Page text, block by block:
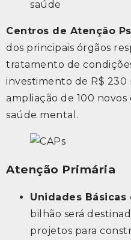
Centros de Atenção
dos principais órgãos
tratamento de
investimento de R$
ampliação de 100
saúde mental.
Atenção Primária
Unidades Básicas
bilhão será
projetos para